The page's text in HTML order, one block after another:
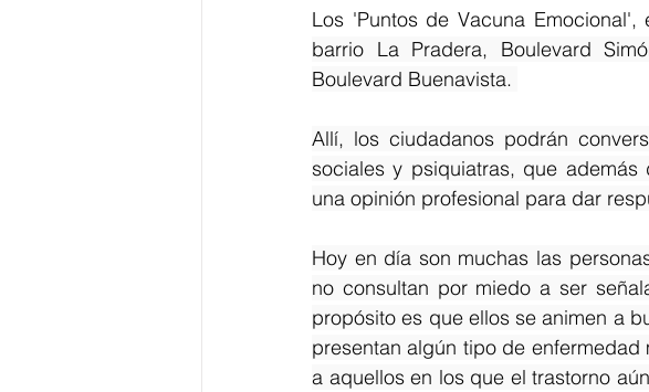
Los 'Puntos de Vacuna
barrio La Pradera, Boulevard
Boulevard Buenavista.
Allí, los ciudadanos podrán
sociales y psiquiatras, que
una opinión profesional para dar
Hoy en día son muchas las
no consultan por miedo a ser
propósito es que ellos se animen a
presentan algún tipo de
a aquellos en los que el trastorno